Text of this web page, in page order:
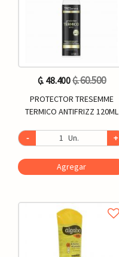
₲. 48.400₲. 60.500
PROTECTOR TRESEMME
TERMICO ANTIFRIZZ 120ML
- Un. +
Agregar